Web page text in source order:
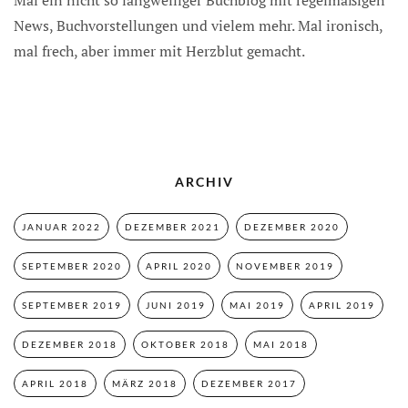
News, Buchvorstellungen und vielem mehr. Mal ironisch,
mal frech, aber immer mit Herzblut gemacht.
ARCHIV
JANUAR 2022 DEZEMBER 2021 DEZEMBER 2020
SEPTEMBER 2020 APRIL 2020 NOVEMBER 2019
SEPTEMBER 2019 JUNI 2019 MAI 2019 APRIL 2019
DEZEMBER 2018 OKTOBER 2018 MAI 2018
APRIL 2018 MÄRZ 2018 DEZEMBER 2017